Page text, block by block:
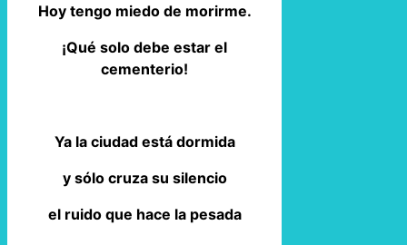
Hoy tengo miedo de morirme.
¡Qué solo debe estar el
cementerio!
Ya la ciudad está dormida
y sólo cruza su silencio
el ruido que hace la pesada